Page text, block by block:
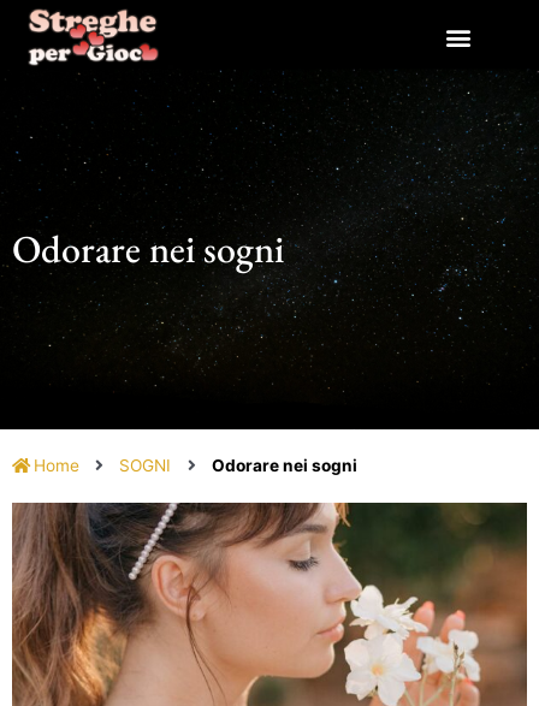
contenuto
Odorare nei sogni
Home SOGNI Odorare nei sogni